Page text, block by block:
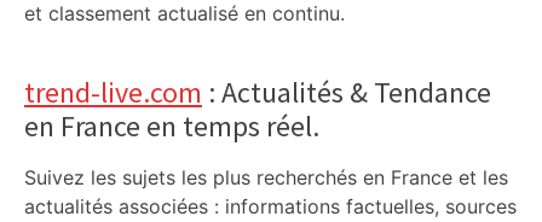
et classement actualisé en continu.
trend-live.com : Actualités & Tendance
en France en temps réel.
Suivez les sujets les plus recherchés en France et les
actualités associées : informations factuelles, sources